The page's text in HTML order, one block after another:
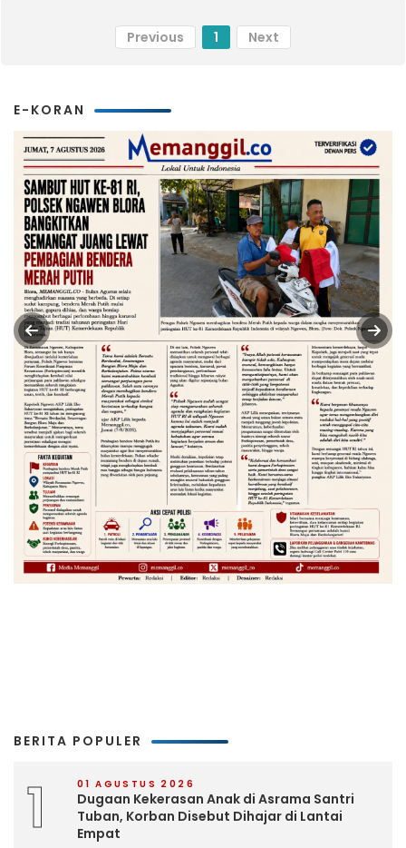
Previous 1 Next
E-KORAN
BERITA POPULER
1 01 AGUSTUS 2026
Dugaan Kekerasan Anak di Asrama Santri
Tuban, Korban Disebut Dihajar di Lantai
Empat